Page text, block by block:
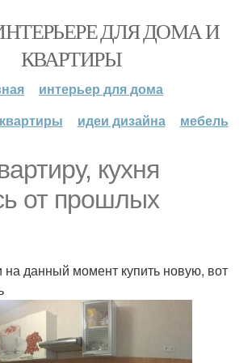
ДЛЯ ДОМА И
КВАРТИРЫ
интерьер для дома
идеи дизайна мебель
кухня
от прошлых
на данный момент купить новую, вот